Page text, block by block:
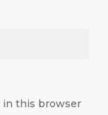
in this browser